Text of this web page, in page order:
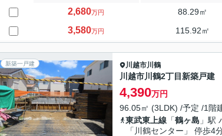
2,680万円 88.29㎡
3,580万円 115.92㎡
新築一戸建 川越市川鶴
川越市川鶴2丁目新築戸建
4,390万円
96.05㎡ (3LDK) /予定 /1階
東武東上線 「鶴ヶ島 」駅
「川鶴センター」 停歩4